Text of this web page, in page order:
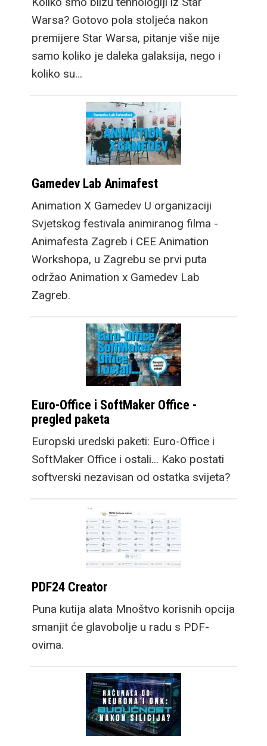
Warsa? Gotovo pola stoljeća nakon
premijere Star Warsa, pitanje više nije
samo koliko je daleka galaksija, nego i
koliko su…
Gamedev Lab Animafest
Animation X Gamedev U organizaciji
Svjetskog festivala animiranog filma -
Animafesta Zagreb i CEE Animation
Workshopa, u Zagrebu se prvi puta
održao Animation x Gamedev Lab
Zagreb.
Euro-Office i SoftMaker Office -
pregled paketa
Europski uredski paketi: Euro-Office i
SoftMaker Office i ostali... Kako postati
softverski nezavisan od ostatka svijeta?
PDF24 Creator
Puna kutija alata Mnoštvo korisnih opcija
smanjit će glavobolje u radu s PDF-
ovima.